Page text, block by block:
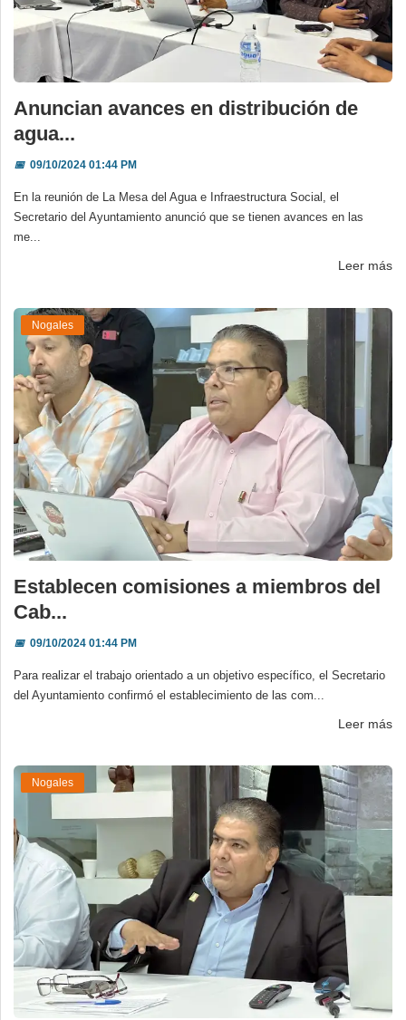
Anuncian avances en distribución de
agua...
📅09/10/2024 01:44 PM
En la reunión de La Mesa del Agua e Infraestructura Social, el
Secretario del Ayuntamiento anunció que se tienen avances en las
me...
Leer más
Nogales
Establecen comisiones a miembros del
Cab...
📅09/10/2024 01:44 PM
Para realizar el trabajo orientado a un objetivo específico, el Secretario
del Ayuntamiento confirmó el establecimiento de las com...
Leer más
Nogales